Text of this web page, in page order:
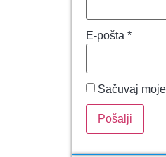
E-pošta *
Sačuvaj